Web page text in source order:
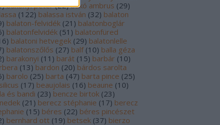
) bakonyi péter (22) bakó ambrus (29)
(122) balassa istván (32) balaton
) balaton-felvidék (21 ) balatonboglár
) balatonfelvidék (51 ) balatonfüred
) balatoni hetvegek (29) balatonlelle
) balatonszőlős (27) balf (10) balla géza
) barakonyi (11 ) barát (15) barbár (10)
(13) bardon (20) bárdos sarolta
) barolo (25) barta (47) barta pince (25)
(17) beaujolais (16) beaune (10)
és bandi (23) bencze birtok (23)
(21 ) berecz stéphanie (17) berecz
(15) béres (22) béres pincészet
) bernhard ott (19) betsek (37) bierzo